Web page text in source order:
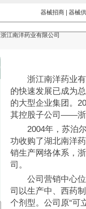
器械招商 器械
浙江南洋药业有限公司
浙江南洋药业有
的快速发展已成为
的大型企业集团。
其控股子公司——浙
2004年，苏泊尔
功收购了湖北南洋
销生产网络体系，
司。
公司营销中心位
司以生产中、西药
个剂型。公司原“可